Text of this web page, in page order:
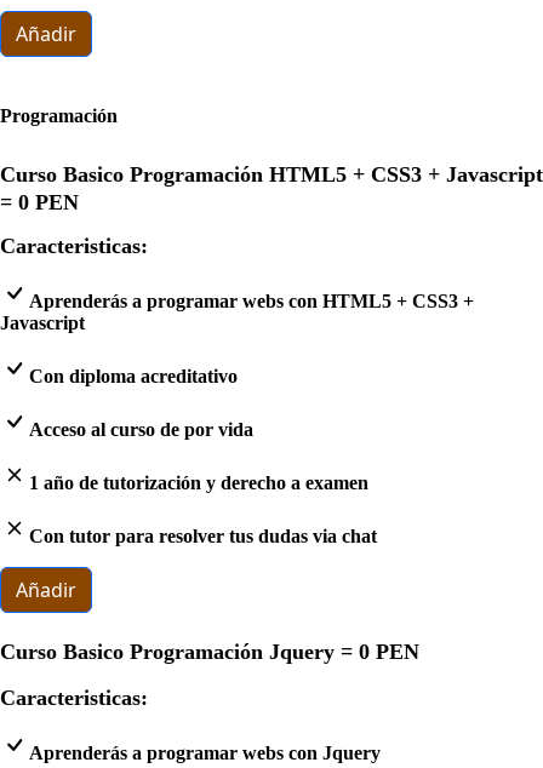
Añadir
Programación
Curso Basico Programación HTML5 + CSS3 + Javascript
= 0 PEN
Caracteristicas:
Aprenderás a programar webs con HTML5 + CSS3 +
Javascript
Con diploma acreditativo
Acceso al curso de por vida
1 año de tutorización y derecho a examen
Con tutor para resolver tus dudas via chat
Añadir
Curso Basico Programación Jquery = 0 PEN
Caracteristicas:
Aprenderás a programar webs con Jquery